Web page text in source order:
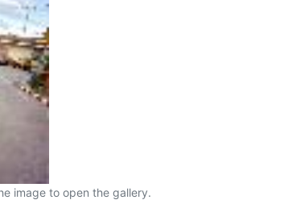
image to open the gallery.